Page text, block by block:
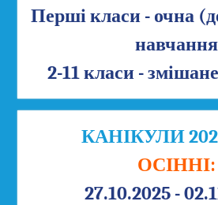
Перші класи - очна
навчання
2-11 класи -
КАНІКУЛИ
ОСІННІ:
27.10.2025 -